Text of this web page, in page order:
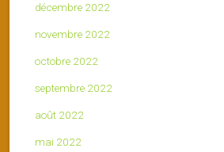
décembre 2022
novembre 2022
octobre 2022
septembre 2022
août 2022
mai 2022